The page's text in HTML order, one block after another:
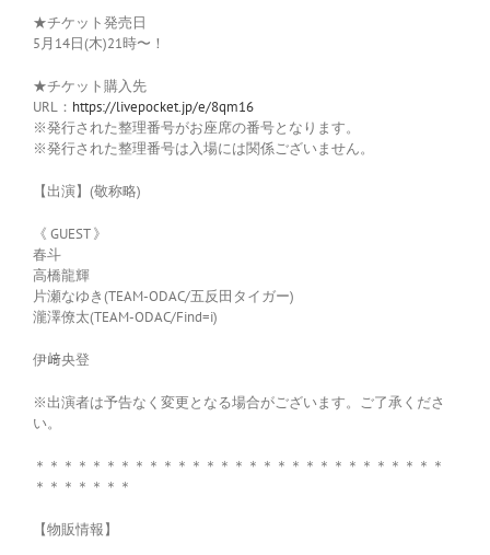
★チケット発売日
5月14日(木)21時〜！
★チケット購入先
URL： https://livepocket.jp/e/8qm16
※発行された整理番号がお座席の番号となります。
※発行された整理番号は入場には関係ございません。
【出演】(敬称略)
《 GUEST 》
春斗
高橋龍輝
片瀬なゆき(TEAM-ODAC/五反田タイガー)
瀧澤僚太(TEAM-ODAC/Find=i)
伊﨑央登
※出演者は予告なく変更となる場合がございます。ご了承くださ
い。
＊＊＊＊＊＊＊＊＊＊＊＊＊＊＊＊＊＊＊＊＊＊＊＊＊＊＊＊＊
＊＊＊＊＊＊＊
【物販情報】